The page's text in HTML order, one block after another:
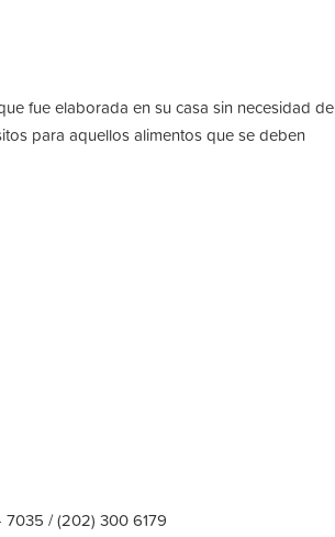
fue elaborada en su casa sin necesidad de
para aquellos alimentos que se deben
7035 / (202) 300 6179